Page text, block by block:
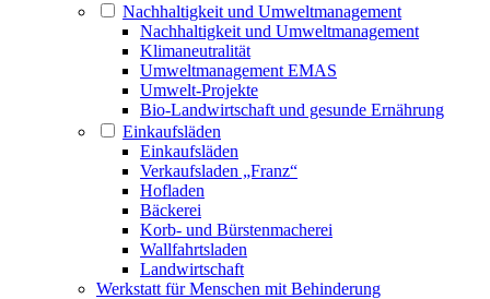
Nachhaltigkeit und Umweltmanagement
Nachhaltigkeit und Umweltmanagement
Klimaneutralität
Umweltmanagement EMAS
Umwelt-Projekte
Bio-Landwirtschaft und gesunde Ernährung
Einkaufsläden
Einkaufsläden
Verkaufsladen „Franz“
Hofladen
Bäckerei
Korb- und Bürstenmacherei
Wallfahrtsladen
Landwirtschaft
Werkstatt für Menschen mit Behinderung